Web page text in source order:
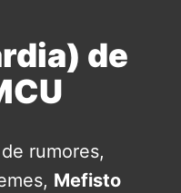
de
rumores,
Mefisto